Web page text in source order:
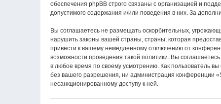
обеспечения phpBB строго связаны с организацией и
допустимого содержания и/или поведения в них. За
Вы соглашаетесь не размещать оскорбительных,
нарушить законы вашей страны, страны, которая
привести к вашему немедленному отключению от
возможности проведения такой политики. Вы
в любое время по своему усмотрению. Как пользователь
без вашего разрешения, ни администрация конференции
несанкционированному доступу к ней.